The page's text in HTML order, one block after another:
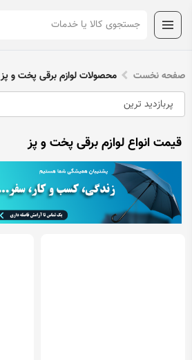
صفحه نخست محصولات لوازم برقی پخت و پز
قیمت انواع لوازم برقی پخت و پز